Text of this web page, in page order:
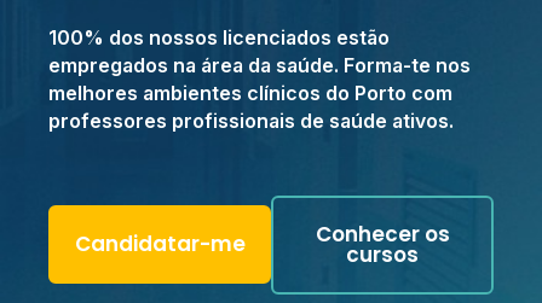
100% dos nossos licenciados estão
empregados na área da saúde. Forma-te nos
melhores ambientes clínicos do Porto com
professores profissionais de saúde ativos.
Candidatar-me Conhecer os
cursos